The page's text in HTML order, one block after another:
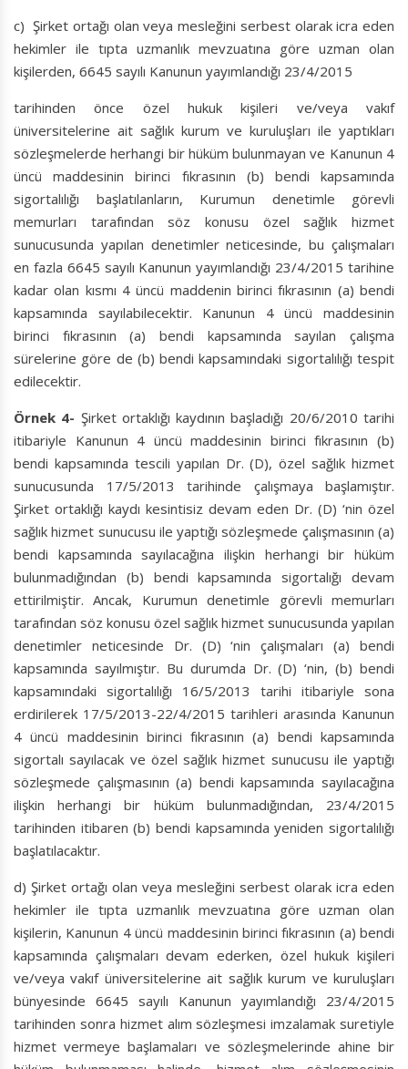
c) Şirket ortağı olan veya mesleğini serbest olarak icra eden
hekimler ile tıpta uzmanlık mevzuatına göre uzman olan
kişilerden, 6645 sayılı Kanunun yayımlandığı 23/4/2015
tarihinden önce özel hukuk kişileri ve/veya vakıf
üniversitelerine ait sağlık kurum ve kuruluşları ile yaptıkları
sözleşmelerde herhangi bir hüküm bulunmayan ve Kanunun 4
üncü maddesinin birinci fıkrasının (b) bendi kapsamında
sigortalılığı başlatılanların, Kurumun denetimle görevli
memurları tarafından söz konusu özel sağlık hizmet
sunucusunda yapılan denetimler neticesinde, bu çalışmaları
en fazla 6645 sayılı Kanunun yayımlandığı 23/4/2015 tarihine
kadar olan kısmı 4 üncü maddenin birinci fıkrasının (a) bendi
kapsamında sayılabilecektir. Kanunun 4 üncü maddesinin
birinci fıkrasının (a) bendi kapsamında sayılan çalışma
sürelerine göre de (b) bendi kapsamındaki sigortalılığı tespit
edilecektir.
Örnek 4- Şirket ortaklığı kaydının başladığı 20/6/2010 tarihi
itibariyle Kanunun 4 üncü maddesinin birinci fıkrasının (b)
bendi kapsamında tescili yapılan Dr. (D), özel sağlık hizmet
sunucusunda 17/5/2013 tarihinde çalışmaya başlamıştır.
Şirket ortaklığı kaydı kesintisiz devam eden Dr. (D) ‘nin özel
sağlık hizmet sunucusu ile yaptığı sözleşmede çalışmasının (a)
bendi kapsamında sayılacağına ilişkin herhangi bir hüküm
bulunmadığından (b) bendi kapsamında sigortalığı devam
ettirilmiştir. Ancak, Kurumun denetimle görevli memurları
tarafından söz konusu özel sağlık hizmet sunucusunda yapılan
denetimler neticesinde Dr. (D) ‘nin çalışmaları (a) bendi
kapsamında sayılmıştır. Bu durumda Dr. (D) ‘nin, (b) bendi
kapsamındaki sigortalılığı 16/5/2013 tarihi itibariyle sona
erdirilerek 17/5/2013-22/4/2015 tarihleri arasında Kanunun
4 üncü maddesinin birinci fıkrasının (a) bendi kapsamında
sigortalı sayılacak ve özel sağlık hizmet sunucusu ile yaptığı
sözleşmede çalışmasının (a) bendi kapsamında sayılacağına
ilişkin herhangi bir hüküm bulunmadığından, 23/4/2015
tarihinden itibaren (b) bendi kapsamında yeniden sigortalılığı
başlatılacaktır.
d) Şirket ortağı olan veya mesleğini serbest olarak icra eden
hekimler ile tıpta uzmanlık mevzuatına göre uzman olan
kişilerin, Kanunun 4 üncü maddesinin birinci fıkrasının (a) bendi
kapsamında çalışmaları devam ederken, özel hukuk kişileri
ve/veya vakıf üniversitelerine ait sağlık kurum ve kuruluşları
bünyesinde 6645 sayılı Kanunun yayımlandığı 23/4/2015
tarihinden sonra hizmet alım sözleşmesi imzalamak suretiyle
hizmet vermeye başlamaları ve sözleşmelerinde ahine bir